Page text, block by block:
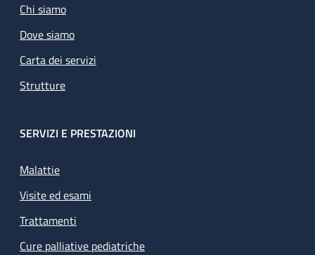
Chi siamo
Dove siamo
Carta dei servizi
Strutture
SERVIZI E PRESTAZIONI
Malattie
Visite ed esami
Trattamenti
Cure palliative pediatriche